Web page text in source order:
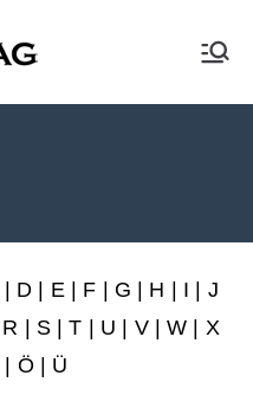
XEBAN-Verlag
D E| F G H I
J
R S |T U V|W
X
| Ö | Ü